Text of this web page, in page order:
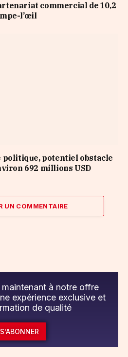
commercial de 10,2
l’œil
politique, potentiel obstacle
692 millions USD
UN COMMENTAIRE
à notre offre
expérience exclusive et
de qualité
S'ABONNER